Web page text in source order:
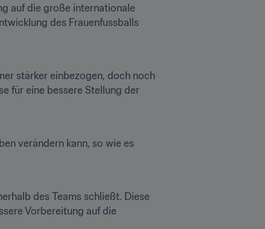
auf die große internationale
des Frauenfussballs
stärker einbezogen, doch noch
für eine bessere Stellung der
verändern kann, so wie es
des Teams schließt. Diese
Vorbereitung auf die